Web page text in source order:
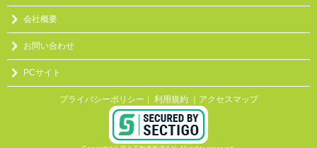
会社概要
お問い合わせ
PCサイト
プライバシーポリシー ｜ 利用規約 ｜アクセスマップ